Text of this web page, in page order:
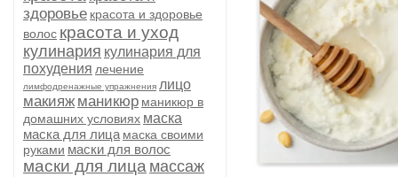
здоровье красота и здоровье
волос красота и уход
кулинария кулинария для
похудения лечение
лимфодренажные упражнения лицо
макияж маникюр маникюр в
домашних условиях маска
маска для лица маска своими
руками маски для волос
маски для лица массаж